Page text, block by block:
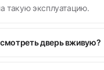
такую эксплуатацию.
дверь вживую?